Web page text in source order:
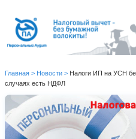
Главная > Новости > Налоги ИП на УСН
случаях есть НДФЛ